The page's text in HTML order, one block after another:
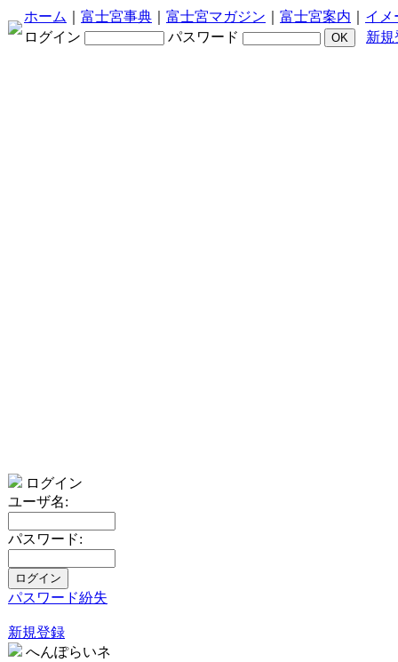
ホーム 富士宮事典 富士宮マガジン 富士宮案内
イメ
ログイン
パスワード 新規
ログイン
ユーザ名:
パスワード:
パスワード紛失
新規登録
へんぽらいネ